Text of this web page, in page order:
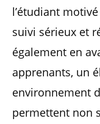
l’étudiant
suivi sérieux et
également en
apprenants, un
environnement
permettent non